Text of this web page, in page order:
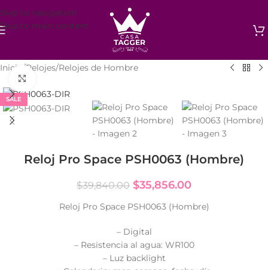
Skip to navigation
Skip to main content
Inicio /Relojes/Relojes de Hombre
SALE
Reloj Pro Space PSH0063 (Hombre)
$39,840.00 $35,856.00
Reloj Pro Space PSH0063 (Hombre)
– Digital
– Resistencia al agua: WR100
– Luz backlight